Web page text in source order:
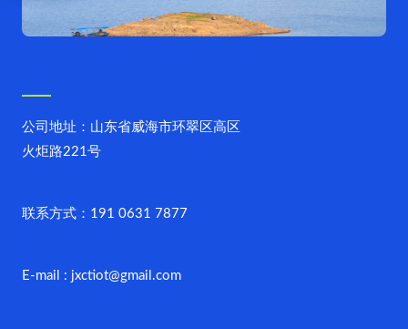
公司地址：山东省威海市环翠区高区
火炬路221号
联系方式：191 0631 7877
E-mail : jxctiot@gmail.com